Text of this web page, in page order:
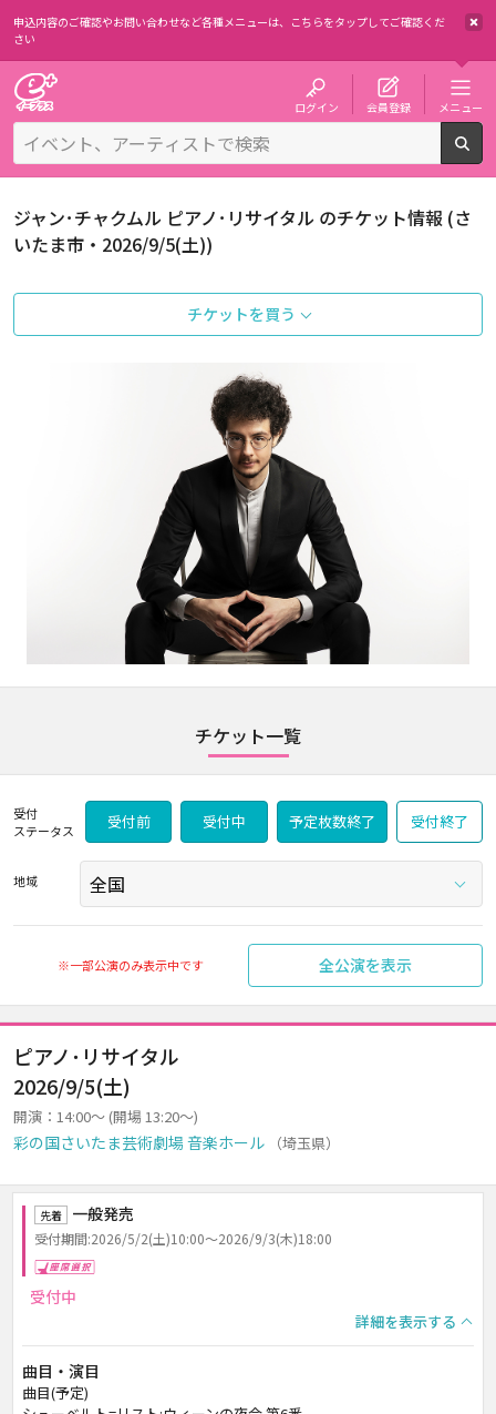
申込内容のご確認やお問い合わせなど各種メニューは、 こちらをタップしてご確認くだ
さい
ログイン 会員登録 メニュー
ジャン･チャクムル ピアノ･リサイタル のチケット情報 (さ
いたま市・2026/9/5(土))
チケットを買う
チケット一覧
受付
ステータス
受付前 受付中 予定枚数終了 受付終了
地域
※一部公演のみ表示中です 全公演を表示
ピアノ･リサイタル
2026/9/5(土)
開演：14:00～ (開場 13:20～)
彩の国さいたま芸術劇場 音楽ホール （埼玉県）
先着 一般発売
受付期間:2026/5/2(土)10:00～2026/9/3(木)18:00
受付中
詳細を表示する
曲目・演目
曲目(予定)